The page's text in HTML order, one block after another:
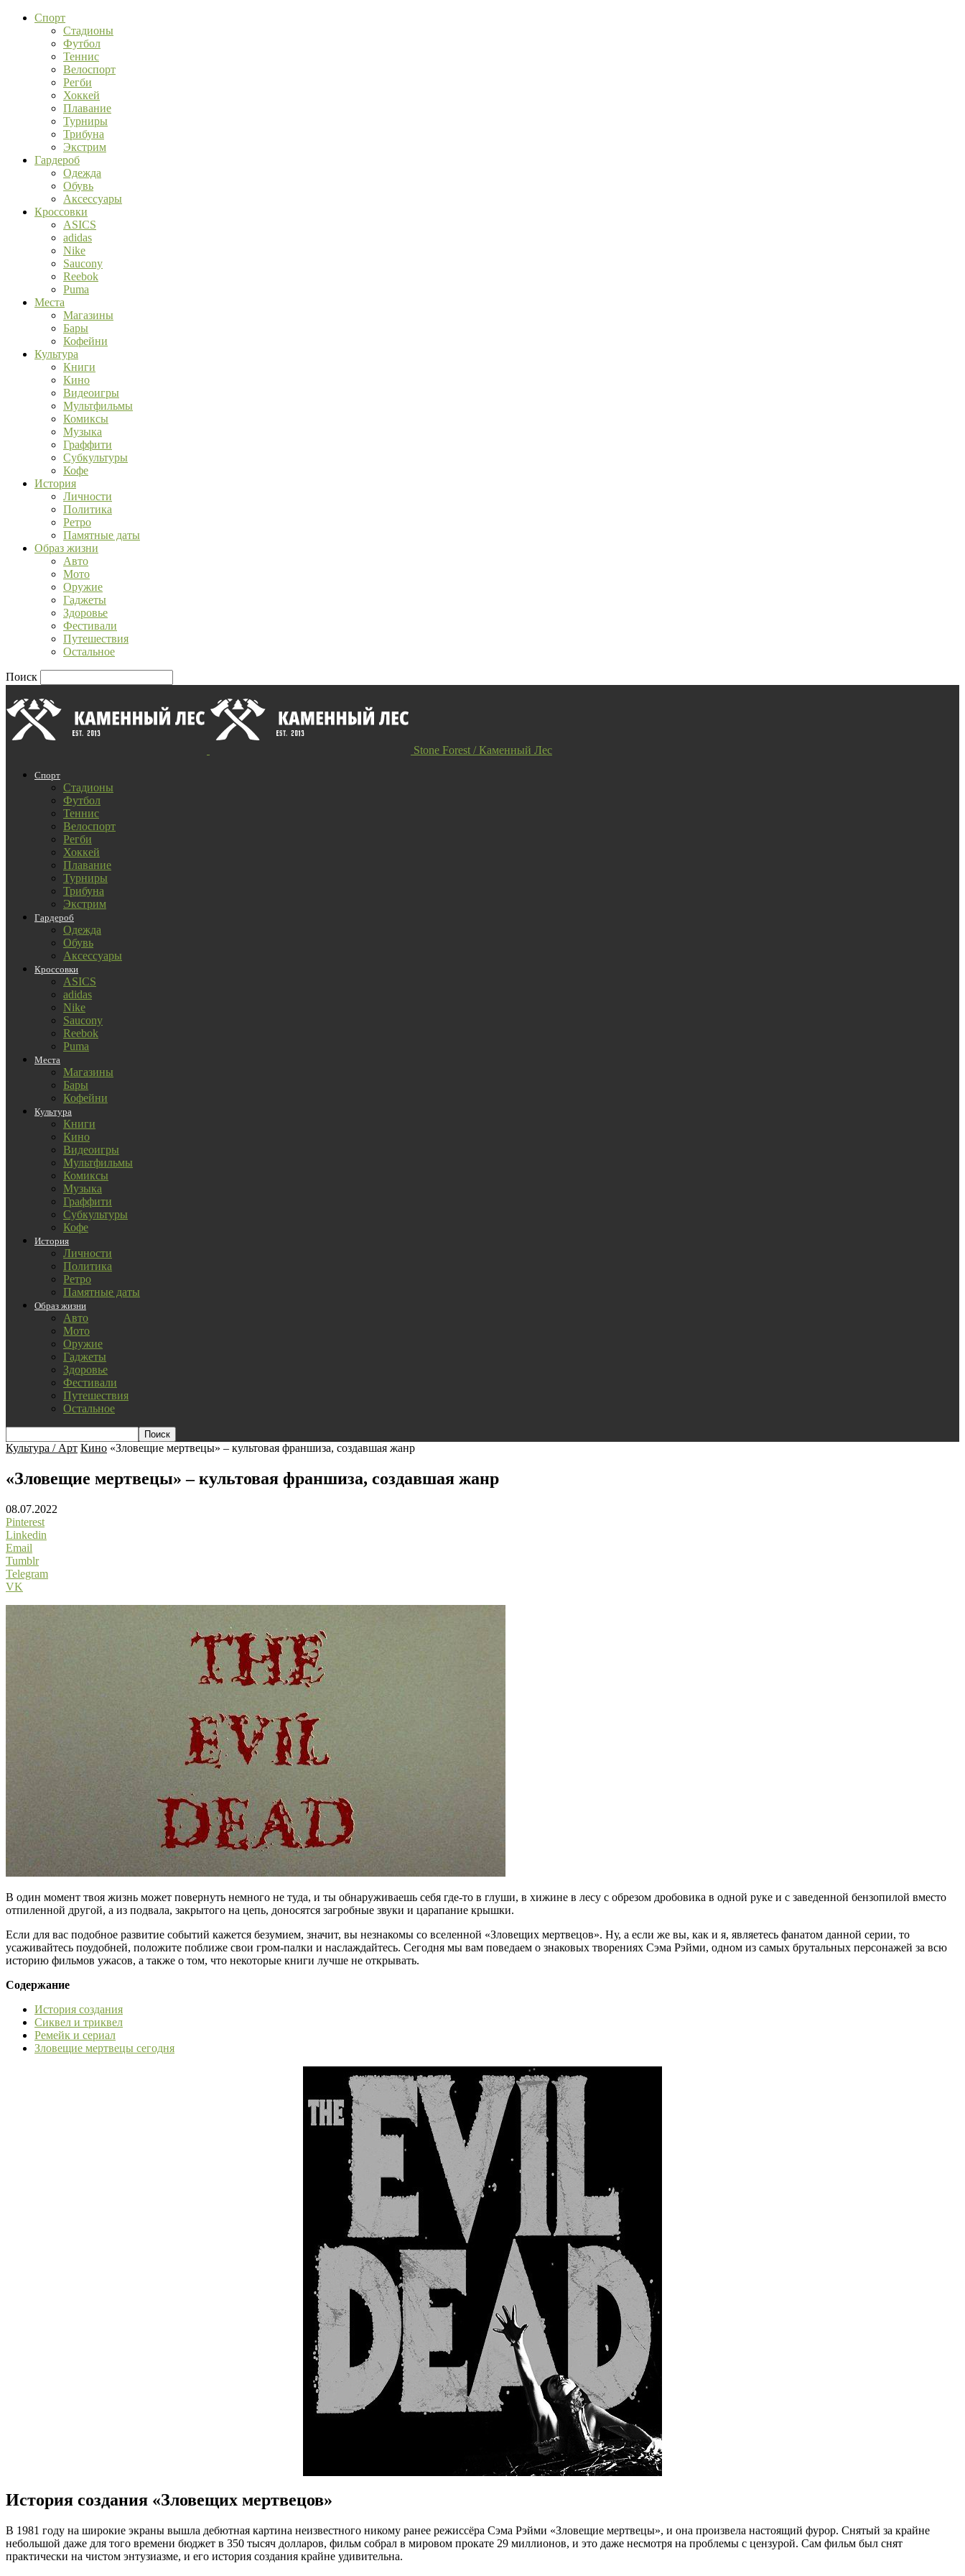
Спорт
Стадионы
Футбол
Теннис
Велоспорт
Регби
Хоккей
Плавание
Турниры
Трибуна
Экстрим
Гардероб
Одежда
Обувь
Аксессуары
Кроссовки
ASICS
adidas
Nike
Saucony
Reebok
Puma
Места
Магазины
Бары
Кофейни
Культура
Книги
Кино
Видеоигры
Мультфильмы
Комиксы
Музыка
Граффити
Субкультуры
Кофе
История
Личности
Политика
Ретро
Памятные даты
Образ жизни
Авто
Мото
Оружие
Гаджеты
Здоровье
Фестивали
Путешествия
Остальное
Поиск
Stone Forest / Каменный Лес
Спорт
Стадионы
Футбол
Теннис
Велоспорт
Регби
Хоккей
Плавание
Турниры
Трибуна
Экстрим
Гардероб
Одежда
Обувь
Аксессуары
Кроссовки
ASICS
adidas
Nike
Saucony
Reebok
Puma
Места
Магазины
Бары
Кофейни
Культура
Книги
Кино
Видеоигры
Мультфильмы
Комиксы
Музыка
Граффити
Субкультуры
Кофе
История
Личности
Политика
Ретро
Памятные даты
Образ жизни
Авто
Мото
Оружие
Гаджеты
Здоровье
Фестивали
Путешествия
Остальное
Культура / Арт Кино «Зловещие мертвецы» – культовая франшиза, создавшая жанр
«Зловещие мертвецы» – культовая франшиза, создавшая жанр
08.07.2022
Pinterest
Linkedin
Email
Tumblr
Telegram
VK
В один момент твоя жизнь может повернуть немного не туда, и ты обнаруживаешь себя где-то в глуши, в хижине в лесу с обрезом дробовика в одной руке и с заведенной бензопилой вместо
отпиленной другой, а из подвала, закрытого на цепь, доносятся загробные звуки и царапание крышки.
Если для вас подобное развитие событий кажется безумием, значит, вы незнакомы со вселенной «Зловещих мертвецов». Ну, а если же вы, как и я, являетесь фанатом данной серии, то
усаживайтесь поудобней, положите поближе свои гром-палки и наслаждайтесь. Сегодня мы вам поведаем о знаковых творениях Сэма Рэйми, одном из самых брутальных персонажей за всю
историю фильмов ужасов, а также о том, что некоторые книги лучше не открывать.
Содержание
История создания
Сиквел и триквел
Ремейк и сериал
Зловещие мертвецы сегодня
История создания «Зловещих мертвецов»
В 1981 году на широкие экраны вышла дебютная картина неизвестного никому ранее режиссёра Сэма Рэйми «Зловещие мертвецы», и она произвела настоящий фурор. Снятый за крайне
небольшой даже для того времени бюджет в 350 тысяч долларов, фильм собрал в мировом прокате 29 миллионов, и это даже несмотря на проблемы с цензурой. Сам фильм был снят
практически на чистом энтузиазме, и его история создания крайне удивительна.